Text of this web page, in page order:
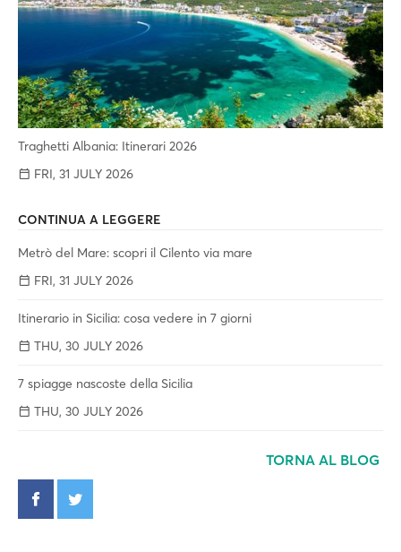
Traghetti Albania: Itinerari 2026
FRI, 31 JULY 2026
CONTINUA A LEGGERE
Metrò del Mare: scopri il Cilento via mare
FRI, 31 JULY 2026
Itinerario in Sicilia: cosa vedere in 7 giorni
THU, 30 JULY 2026
7 spiagge nascoste della Sicilia
THU, 30 JULY 2026
TORNA AL BLOG